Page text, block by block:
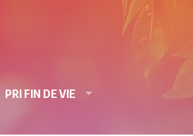
PRI FIN DE VIE